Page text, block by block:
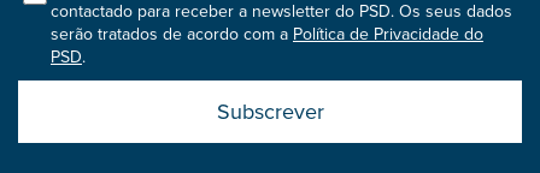
contactado para receber a newsletter do PSD. Os seus dados
serão tratados de acordo com a Política de Privacidade do
PSD.
boostrap